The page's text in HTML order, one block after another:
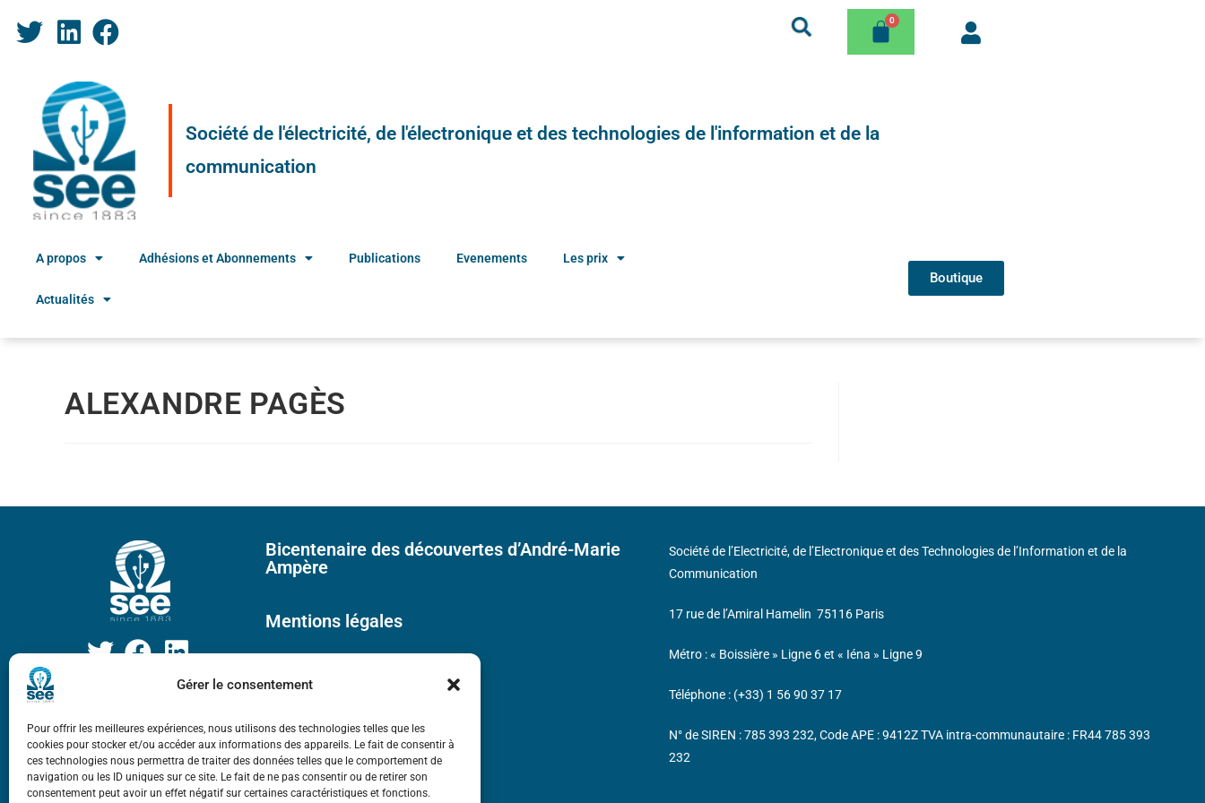
Gérer le consentement
Pour offrir les meilleures expériences, nous utilisons des technologies telles que les
cookies pour stocker et/ou accéder aux informations des appareils. Le fait de consentir à
ces technologies nous permettra de traiter des données telles que le comportement de
navigation ou les ID uniques sur ce site. Le fait de ne pas consentir ou de retirer son
consentement peut avoir un effet négatif sur certaines caractéristiques et fonctions.
Société de l'électricité, de l'électronique et des technologies de l'information et de la
communication
A propos Adhésions et Abonnements Publications Evenements Les prix
Actualités
Boutique
ALEXANDRE PAGÈS
Bicentenaire des découvertes d’André-Marie
Ampère
Mentions légales
Société de l’Electricité, de l’Electronique et des Technologies de l’Information et de la
Communication
17 rue de l’Amiral Hamelin 75116 Paris
Métro : « Boissière » Ligne 6 et « Iéna » Ligne 9
Téléphone : (+33) 1 56 90 37 17
N° de SIREN : 785 393 232, Code APE : 9412Z TVA intra-communautaire : FR44 785 393
232